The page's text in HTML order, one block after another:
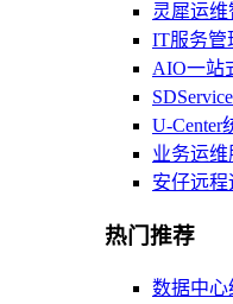
灵犀运
IT服务管
AIO一站
U-Center
业务运维
安仔远
热门推荐
数据中心